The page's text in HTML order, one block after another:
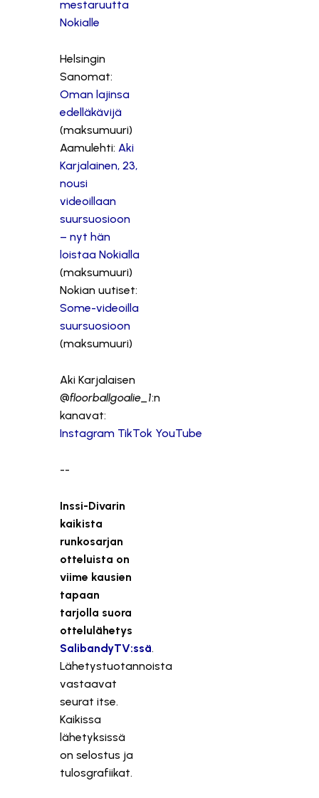
mestaruutta
Nokialle
Helsingin
Sanomat:
Oman lajinsa
edelläkävijä
(maksumuuri)
Aamulehti: Aki
Karjalainen, 23,
nousi
videoillaan
suursuosioon
– nyt hän
loistaa Nokialla
(maksumuuri)
Nokian uutiset:
Some-videoilla
suursuosioon
(maksumuuri)
Aki Karjalaisen
@floorballgoalie_1:n
kanavat:
Instagram TikTok YouTube
--
Inssi-Divarin
kaikista
runkosarjan
otteluista on
viime kausien
tapaan
tarjolla suora
ottelulähetys
SalibandyTV:ssä.
Lähetystuotannoista
vastaavat
seurat itse.
Kaikissa
lähetyksissä
on selostus ja
tulosgrafiikat.